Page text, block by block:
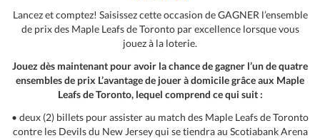
Lancez et comptez! Saisissez cette occasion de GAGNER l’ensemble
de prix des Maple Leafs de Toronto par excellence lorsque vous
jouez à la loterie.
Jouez dès maintenant pour avoir la chance de gagner l’un de quatre
ensembles de prix L’avantage de jouer à domicile grâce aux Maple
Leafs de Toronto, lequel comprend ce qui suit :
• deux (2) billets pour assister au match des Maple Leafs de Toronto
contre les Devils du New Jersey qui se tiendra au Scotiabank Arena